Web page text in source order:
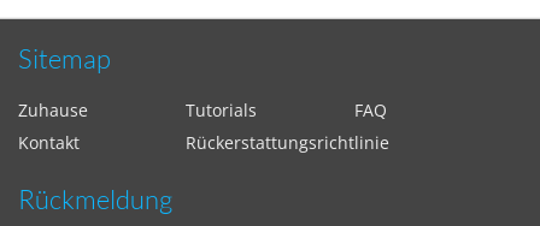
Sitemap
Zuhause Tutorials
FAQ
Kontakt
Rückerstattungsrichtlinie
Rückmeldung